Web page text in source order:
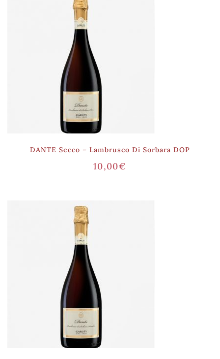
DANTE Secco – Lambrusco Di Sorbara DOP
10,00€